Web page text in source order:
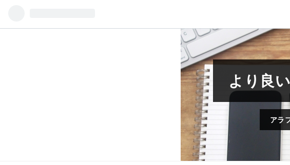
より良
アラ